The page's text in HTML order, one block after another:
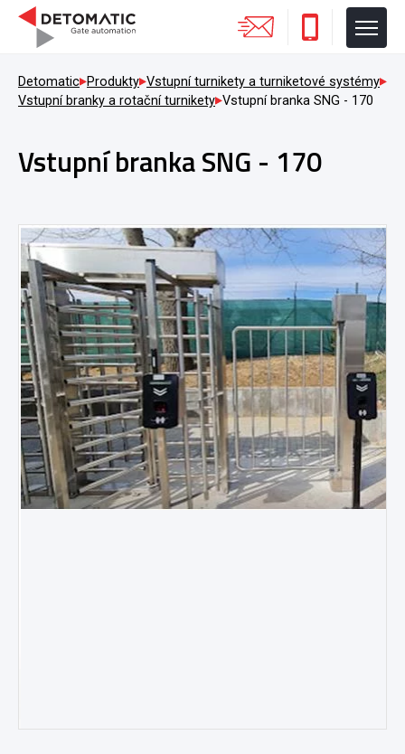
Detomatic Produkty Vstupní turnikety a turniketové systémy
Vstupní branky a rotační turnikety Vstupní branka SNG - 170
Vstupní branka SNG - 170